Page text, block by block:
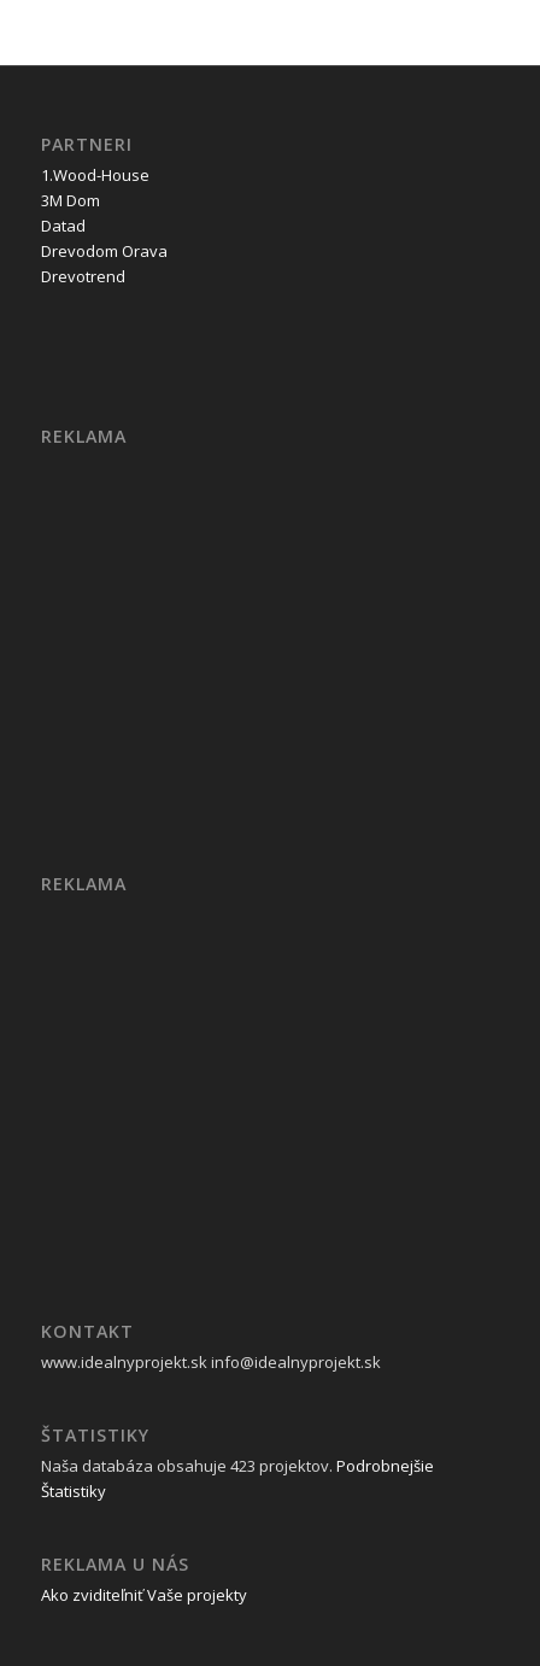
PARTNERI
1.Wood-House
3M Dom
Datad
Drevodom Orava
Drevotrend
REKLAMA
REKLAMA
KONTAKT
www.idealnyprojekt.skinfo@idealnyprojekt.sk
ŠTATISTIKY
Naša databáza obsahuje 423 projektov. Podrobnejšie
Štatistiky
REKLAMA U NÁS
Ako zviditeľniť Vaše projekty